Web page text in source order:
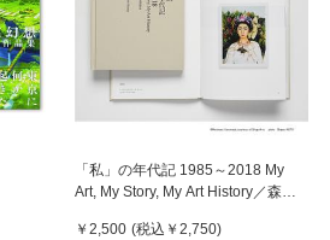
「私」の年代記 1985～2018 My
Art, My Story, My Art History／森村
￥2,500 (税込 ￥2,750)